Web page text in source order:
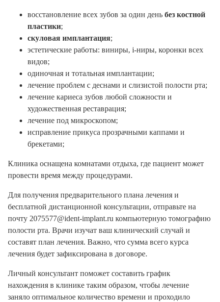
восстановление всех зубов за один день без костной
пластики;
скуловая имплантация;
эстетические работы: виниры, i-ниры, коронки всех
видов;
одиночная и тотальная имплантации;
лечение проблем с деснами и слизистой полости рта;
лечение кариеса зубов любой сложности и
художественная реставрация;
лечение под микроскопом;
исправление прикуса прозрачными каппами и
брекетами;
Клиника оснащена комнатами отдыха, где пациент может
провести время между процедурами.
Для получения предварительного плана лечения и
бесплатной дистанционной консультации, отправьте на
почту 2075577@ident-implant.ru компьютерную томографию
полости рта. Врачи изучат ваш клинический случай и
составят план лечения. Важно, что сумма всего курса
лечения будет зафиксирована в договоре.
Личный консультант поможет составить график
нахождения в клинике таким образом, чтобы лечение
заняло оптимальное количество времени и проходило